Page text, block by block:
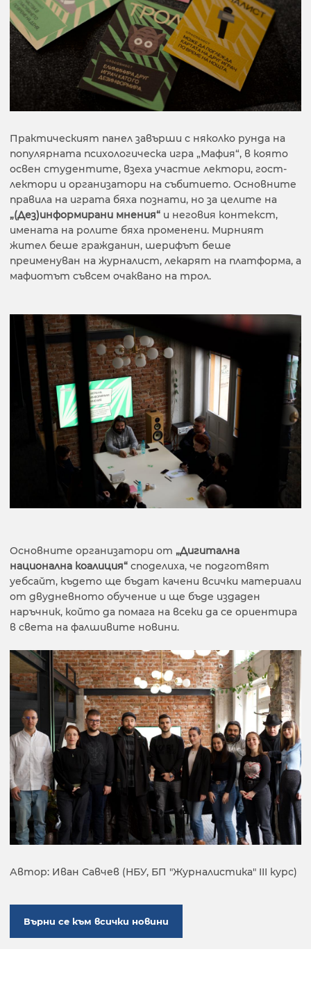
Практическият панел завърши с няколко рунда на
популярната психологическа игра „Мафия“, в която
освен студентите, взеха участие лектори, гост-
лектори и организатори на събитието. Основните
правила на играта бяха познати, но за целите на
„(Дез)информирани мнения“ и неговия контекст,
имената на ролите бяха променени. Мирният
жител беше гражданин, шерифът беше
преименуван на журналист, лекарят на платформа, а
мафиотът съвсем очаквано на трол.
Основните организатори от „Дигитална
национална коалиция“ споделиха, че подготвят
уебсайт, където ще бъдат качени всички материали
от двудневното обучение и ще бъде издаден
наръчник, който да помага на всеки да се ориентира
в света на фалшивите новини.
Автор: Иван Савчев (НБУ, БП "Журналистика" III курс)
Върни се към всички новини